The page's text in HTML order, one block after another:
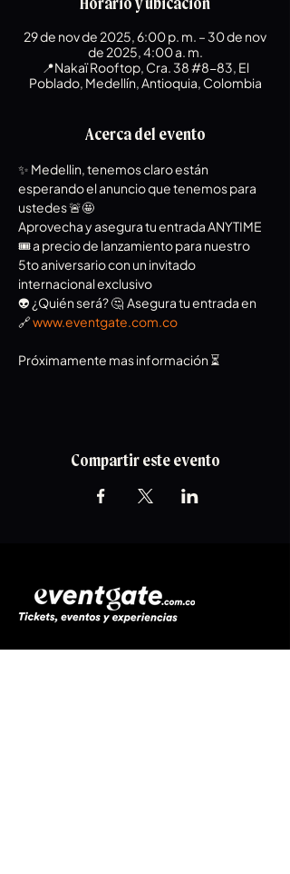
29 de nov de 2025, 6:00 p. m. – 30 de nov
de 2025, 4:00 a. m.
📍Nakaï Rooftop, Cra. 38 #8-83, El
Poblado, Medellín, Antioquia, Colombia
Acerca del evento
✨ Medellin, tenemos claro están
esperando el anuncio que tenemos para
ustedes 🚨🤩
Aprovecha y asegura tu entrada ANYTIME
🎟️ a precio de lanzamiento para nuestro
5to aniversario con un invitado
internacional exclusivo
👽 ¿Quién será? 🤔  Asegura tu entrada en
🔗 www.eventgate.com.co
Próximamente mas información ⏳
Compartir este evento